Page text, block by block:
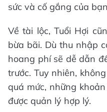
sức và cố gắng của
Về tài lộc, Tuổi Hợi
bừa bãi. Dù thu nhập
hoang phí sẽ dễ dẫn
trước. Tuy nhiên,
quá mức, những
được quản lý hợp lý.